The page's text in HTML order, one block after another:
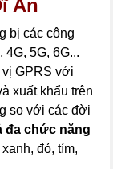
An
bị các công
4G, 5G, 6G...
GPRS với
xuất khẩu trên
so với các đời
đa chức năng
đỏ, tím,